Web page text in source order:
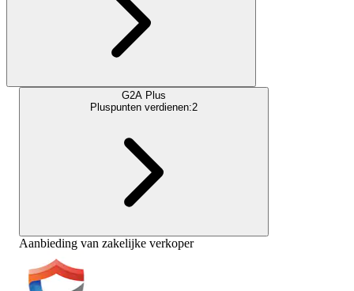
G2A Plus
Pluspunten verdienen:2
Aanbieding van zakelijke verkoper